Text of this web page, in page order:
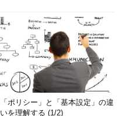
「ポリシー」と「基本設定」の違
いを理解する (1/2)